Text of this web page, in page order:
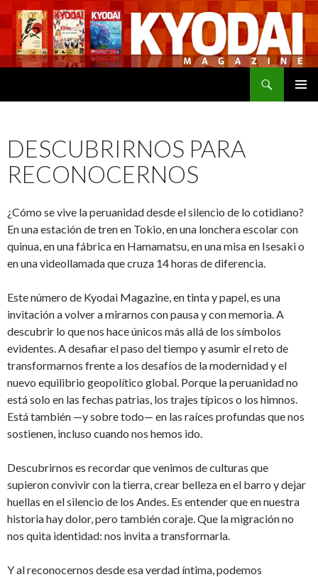
DESCUBRIRNOS PARA
RECONOCERNOS
¿Cómo se vive la peruanidad desde el silencio de lo cotidiano?
En una estación de tren en Tokio, en una lonchera escolar con
quinua, en una fábrica en Hamamatsu, en una misa en Isesaki o
en una videollamada que cruza 14 horas de diferencia.
Este número de Kyodai Magazine, en tinta y papel, es una
invitación a volver a mirarnos con pausa y con memoria. A
descubrir lo que nos hace únicos más allá de los símbolos
evidentes. A desafiar el paso del tiempo y asumir el reto de
transformarnos frente a los desafíos de la modernidad y el
nuevo equilibrio geopolítico global. Porque la peruanidad no
está solo en las fechas patrias, los trajes típicos o los himnos.
Está también —y sobre todo— en las raíces profundas que nos
sostienen, incluso cuando nos hemos ido.
Descubrirnos es recordar que venimos de culturas que
supieron convivir con la tierra, crear belleza en el barro y dejar
huellas en el silencio de los Andes. Es entender que en nuestra
historia hay dolor, pero también coraje. Que la migración no
nos quita identidad: nos invita a transformarla.
Y al reconocernos desde esa verdad íntima, podemos